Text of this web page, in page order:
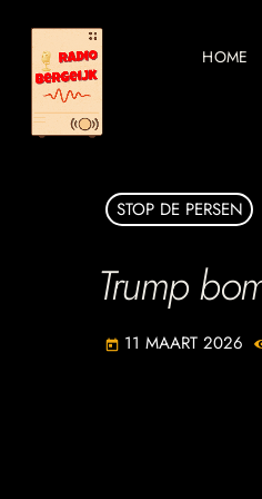
HOME
STOP DE PERSEN
Trump
today 11 MAART 2026